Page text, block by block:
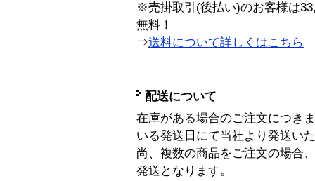
※売掛取引(後払い)のお客様は
無料！
⇒送料について詳しくはこちら
配送について
在庫がある場合のご注文につき
いる発送日にて当社より発送い
尚、複数の商品をご注文の場合
発送となります。